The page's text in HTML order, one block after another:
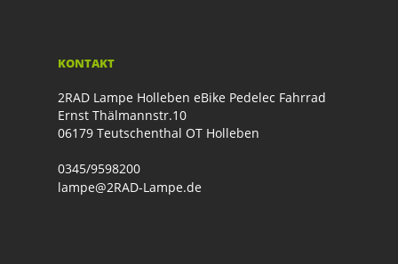
KONTAKT
2RAD Lampe Holleben eBike Pedelec Fahrrad
Ernst Thälmannstr.10
06179 Teutschenthal OT Holleben
0345/9598200
lampe@2RAD-Lampe.de